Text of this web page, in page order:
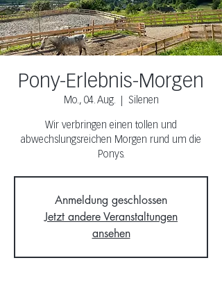
Pony-Erlebnis-Morgen
Mo., 04. Aug.
  |
Silenen
Wir verbringen einen tollen und
abwechslungsreichen Morgen rund um die
Ponys.
Anmeldung geschlossen
Jetzt andere Veranstaltungen
ansehen